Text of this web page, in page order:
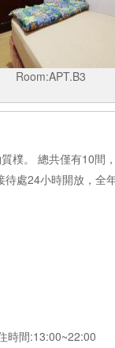
Room:APT.B3
樸。 總共僅有10
處24小時開放，
時間:13:00~22:00